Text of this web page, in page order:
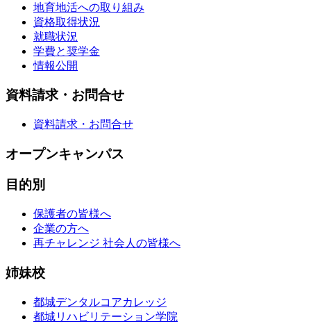
地育地活への取り組み
資格取得状況
就職状況
学費と奨学金
情報公開
資料請求・お問合せ
資料請求・お問合せ
オープンキャンパス
目的別
保護者の皆様へ
企業の方へ
再チャレンジ 社会人の皆様へ
姉妹校
都城デンタルコアカレッジ
都城リハビリテーション学院